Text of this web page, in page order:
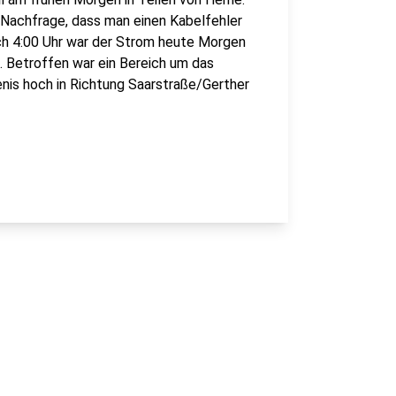
dass man einen Kabelfehler
4:00 Uhr war der Strom heute Morgen
war ein Bereich um das
hoch in Richtung Saarstraße/Gerther